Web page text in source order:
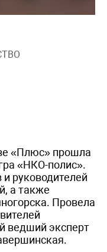
«Плюс» прошла
«НКО-полис».
руководителей
а также
Провела
ведший эксперт